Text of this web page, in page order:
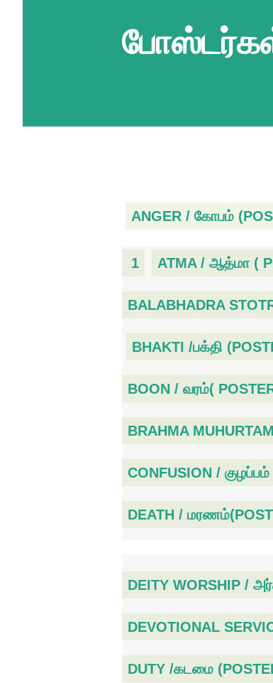
ANGER / கோபம்
1 ATMA / ஆத்மா (
BALABHADRA
BHAKTI /பக்தி
BOON / வரம்(
BRAHMA
CONFUSION /
DEATH /
DEITY WORSHIP /
DEVOTIONAL
DUTY /கடமை